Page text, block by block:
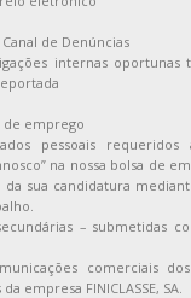
de Denúncias
internas
de emprego
pessoais requeridos
na nossa bolsa de
da sua candidatura
– submetidas
comerciais
empresa FINICLASSE, SA.